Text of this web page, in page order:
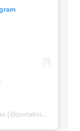
Um post compartilhado por Migalhas (@portalmigalhas)